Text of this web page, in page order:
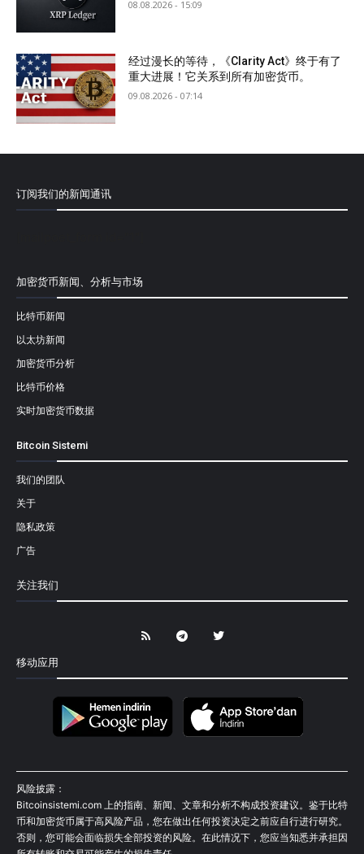
08.08.2026 - 15:09
经过漫长的等待，《Clarity Act》终于有了
重大进展！它关系到所有加密货币。
09.08.2026 - 07:14
订阅我们的新闻通讯
加密货币新闻、分析与市场
比特币新闻
以太坊新闻
加密货币分析
比特币价格
实时加密货币数据
Bitcoin Sistemi
我们的团队
关于
隐私政策
广告
关注我们
移动应用
风险披露：
Bitcoinsistemi.com 上的指南、新闻、文章和分析不构成投资建议。鉴于比特
币和加密货币属于高风险产品，您在做出任何投资决定之前应自行进行研究。
否则，您可能会面临损失全部投资的风险。在此情况下，您应当知悉并承担因